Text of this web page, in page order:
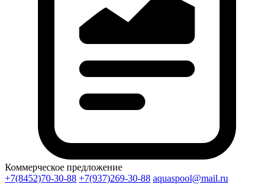
Коммерческое предложение
+7(8452)70-30-88 +7(937)269-30-88 aquaspool@mail.ru